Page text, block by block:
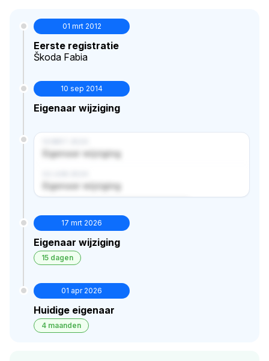
01 mrt 2012
Eerste registratie
Škoda Fabia
10 sep 2014
Eigenaar wijziging
Eigenaar wijziging
Eigenaar wijziging
17 mrt 2026
Eigenaar wijziging
15 dagen
01 apr 2026
Huidige eigenaar
4 maanden